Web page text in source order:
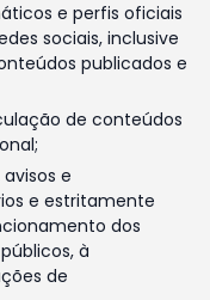
e perfis oficiais
sociais, inclusive
publicados e
de conteúdos
e
e estritamente
dos
à
de